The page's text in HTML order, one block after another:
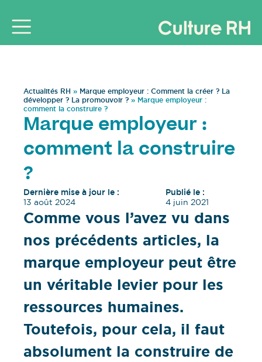
Actualités RH » Marque employeur : Comment la créer ? La
développer ? La promouvoir ? » Marque employeur :
comment la construire ?
Marque employeur :
comment la construire
?
Dernière mise à jour le :
13 août 2024
Publié le :
4 juin 2021
Comme vous l’avez vu dans
nos précédents articles, la
marque employeur peut être
un véritable levier pour les
ressources humaines.
Toutefois, pour cela, il faut
absolument la construire de